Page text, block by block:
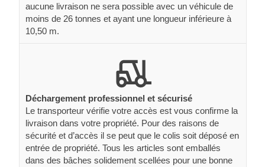
aucune livraison ne sera possible avec un véhicule de
moins de 26 tonnes et ayant une longueur inférieure à
10,50 m.
Déchargement professionnel et sécurisé
Le transporteur vérifie votre accès est vous confirme la
livraison dans votre propriété. Pour des raisons de
sécurité et d’accès il se peut que le colis soit déposé en
entrée de propriété. Tous les articles sont emballés
dans des bâches solidement scellées pour une bonne